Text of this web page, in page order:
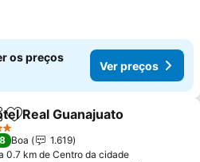
os preços
Ver preços
Adicionar aos favoritos
Real Guanajuato
Boa
1.619
0.7 km de Centro da cidade